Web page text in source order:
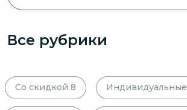
Все рубрики
Со скидкой 8 Индивидуальные